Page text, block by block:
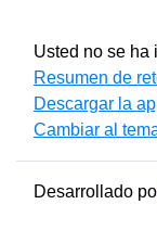
Usted no se ha
Resumen de
Descargar la
Cambiar al
Desarrollado